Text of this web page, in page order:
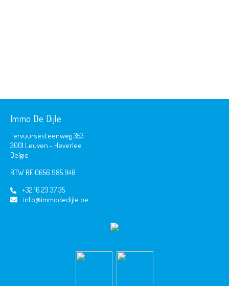
Immo De Dijle
Tervuursesteenweg 353
3001 Leuven - Heverlee
België
BTW BE 0656.985.948
+32 16 23 37 35
info@immodedijle.be